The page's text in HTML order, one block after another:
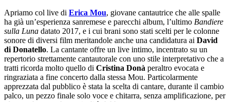
Apriamo col live di Erica Mou, giovane cantautrice che alle spalle
ha già un’esperienza sanremese e parecchi album, l’ultimo Bandiere
sulla Luna datato 2017, e i cui brani sono stati scelti per le colonne
sonore di diversi film meritandole anche una candidatura ai David
di Donatello. La cantante offre un live intimo, incentrato su un
repertorio strettamente cantautorale con uno stile interpretativo che a
tratti ricorda molto quello di Cristina Donà peraltro evocata e
ringraziata a fine concerto dalla stessa Mou. Particolarmente
apprezzata dal pubblico è stata la scelta di cantare, durante il cambio
palco, un pezzo finale solo voce e chitarra, senza amplificazione, per